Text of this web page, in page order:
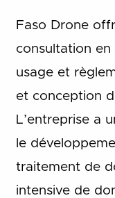
Faso Drone
consultation en
usage et
et conception
L’entreprise a
le
traitement de
intensive de